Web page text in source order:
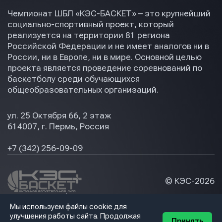
Чемпионат ШБЛ «КЭС-БАСКЕТ» – это крупнейший
социально-спортивный проект, который
реализуется на территории 81 региона
Российской Федерации и не имеет аналогов ни в
России, ни в Европе, ни в мире. Основной целью
проекта является проведение соревнований по
баскетболу среди обучающихся
общеобразовательных организаций.
ул. 25 Октября 66, 2 этаж
614007, г. Пермь, Россия
+7 (342) 256-09-09
© КЭС-2026
Политика конфидециальности
Мы используем файлы cookie для
улучшения работы сайта. Продолжая